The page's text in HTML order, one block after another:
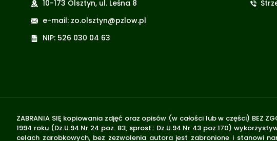
10-173 Olsztyn, ul. Leśna 8
e-mail: zo.olsztyn@pzlow.pl
NIP: 526 030 04 63
ZABRANIA SIĘ kopiowania zdjęć oraz opisów (w całości lub w części) BEZ
1994 roku (Dz.U.94 Nr 24 poz. 83, sprost.: Dz.U.94 Nr 43 poz.170)
celach zarobkowych, bez zezwolenia autora jest zabronione i stanowi